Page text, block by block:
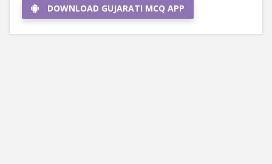
DOWNLOAD GUJARATI MCQ APP